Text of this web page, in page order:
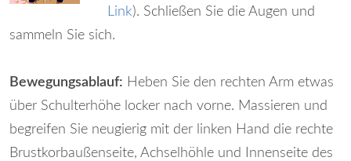
Link). Schließen Sie die Augen und
sammeln Sie sich.
Bewegungsablauf: Heben Sie den rechten Arm etwas
über Schulterhöhe locker nach vorne. Massieren und
begreifen Sie neugierig mit der linken Hand die rechte
Brustkorbaußenseite, Achselhöhle und Innenseite des